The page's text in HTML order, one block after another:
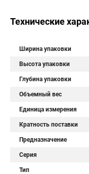
Технические
Ширина упаковки
Высота упаковки
Глубина упаковки
Объемный вес
Единица измерения
Кратность поставки
Предназначение
Серия
Тип